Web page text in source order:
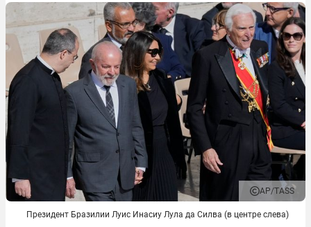
AP/TASS
Президент Бразилии Луис Инасиу Лула да Силва (в центре слева)